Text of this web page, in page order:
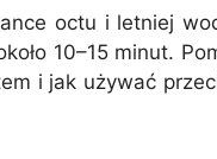
octu i letniej
10–15 minut.
i jak używać